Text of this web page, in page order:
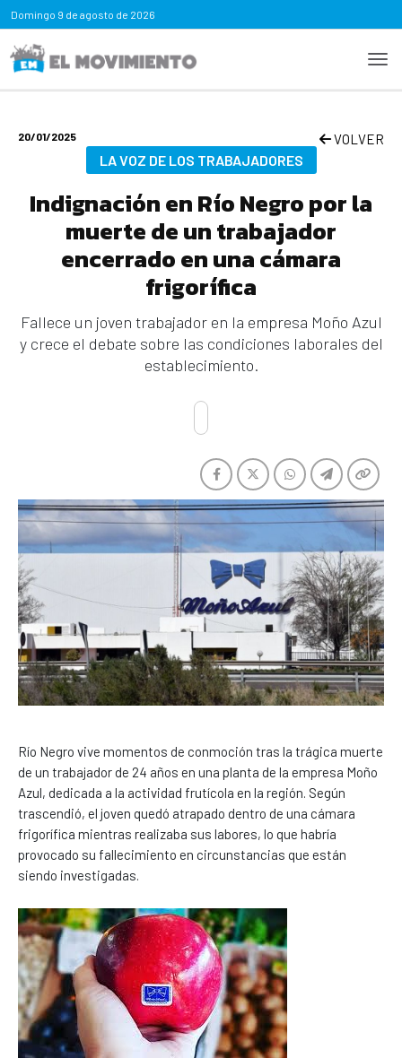
Domingo 9 de agosto de 2026
20/01/2025 VOLVER
LA VOZ DE LOS TRABAJADORES
Indignación en Río Negro por la
muerte de un trabajador
encerrado en una cámara
frigorífica
Fallece un joven trabajador en la empresa Moño Azul
y crece el debate sobre las condiciones laborales del
establecimiento.
Río Negro vive momentos de conmoción tras la trágica muerte
de un trabajador de 24 años en una planta de la empresa Moño
Azul, dedicada a la actividad frutícola en la región. Según
trascendió, el joven quedó atrapado dentro de una cámara
frigorífica mientras realizaba sus labores, lo que habría
provocado su fallecimiento en circunstancias que están
siendo investigadas.